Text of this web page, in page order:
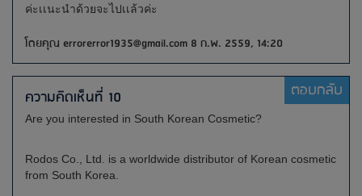
ค่ะเเนะนำด้วยจะไปเเล้วค่ะ
โดยคุณ errorerror1935@gmail.com 8 ก.พ. 2559, 14:20
ความคิดเห็นที่ 10 ตอบกลับ
Are you interested in South Korean Cosmetic?
Rodos Co., Ltd. is a worldwide distributor of Korean cosmetic
from South Korea.